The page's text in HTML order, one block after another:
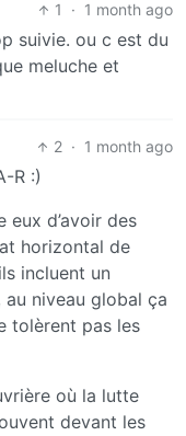
1 · 1 month ago
suivie. ou c est du
meluche et
2 · 1 month ago
R :)
eux d’avoir des
horizontal de
incluent un
au niveau global ça
tolèrent pas les
où la lutte
devant les